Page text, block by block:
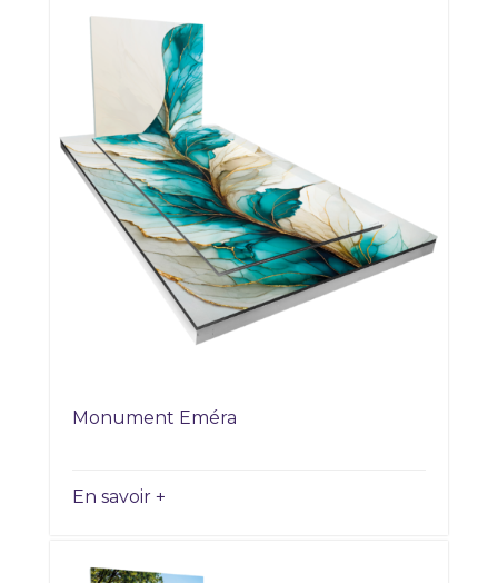
Monument Eméra
En savoir +